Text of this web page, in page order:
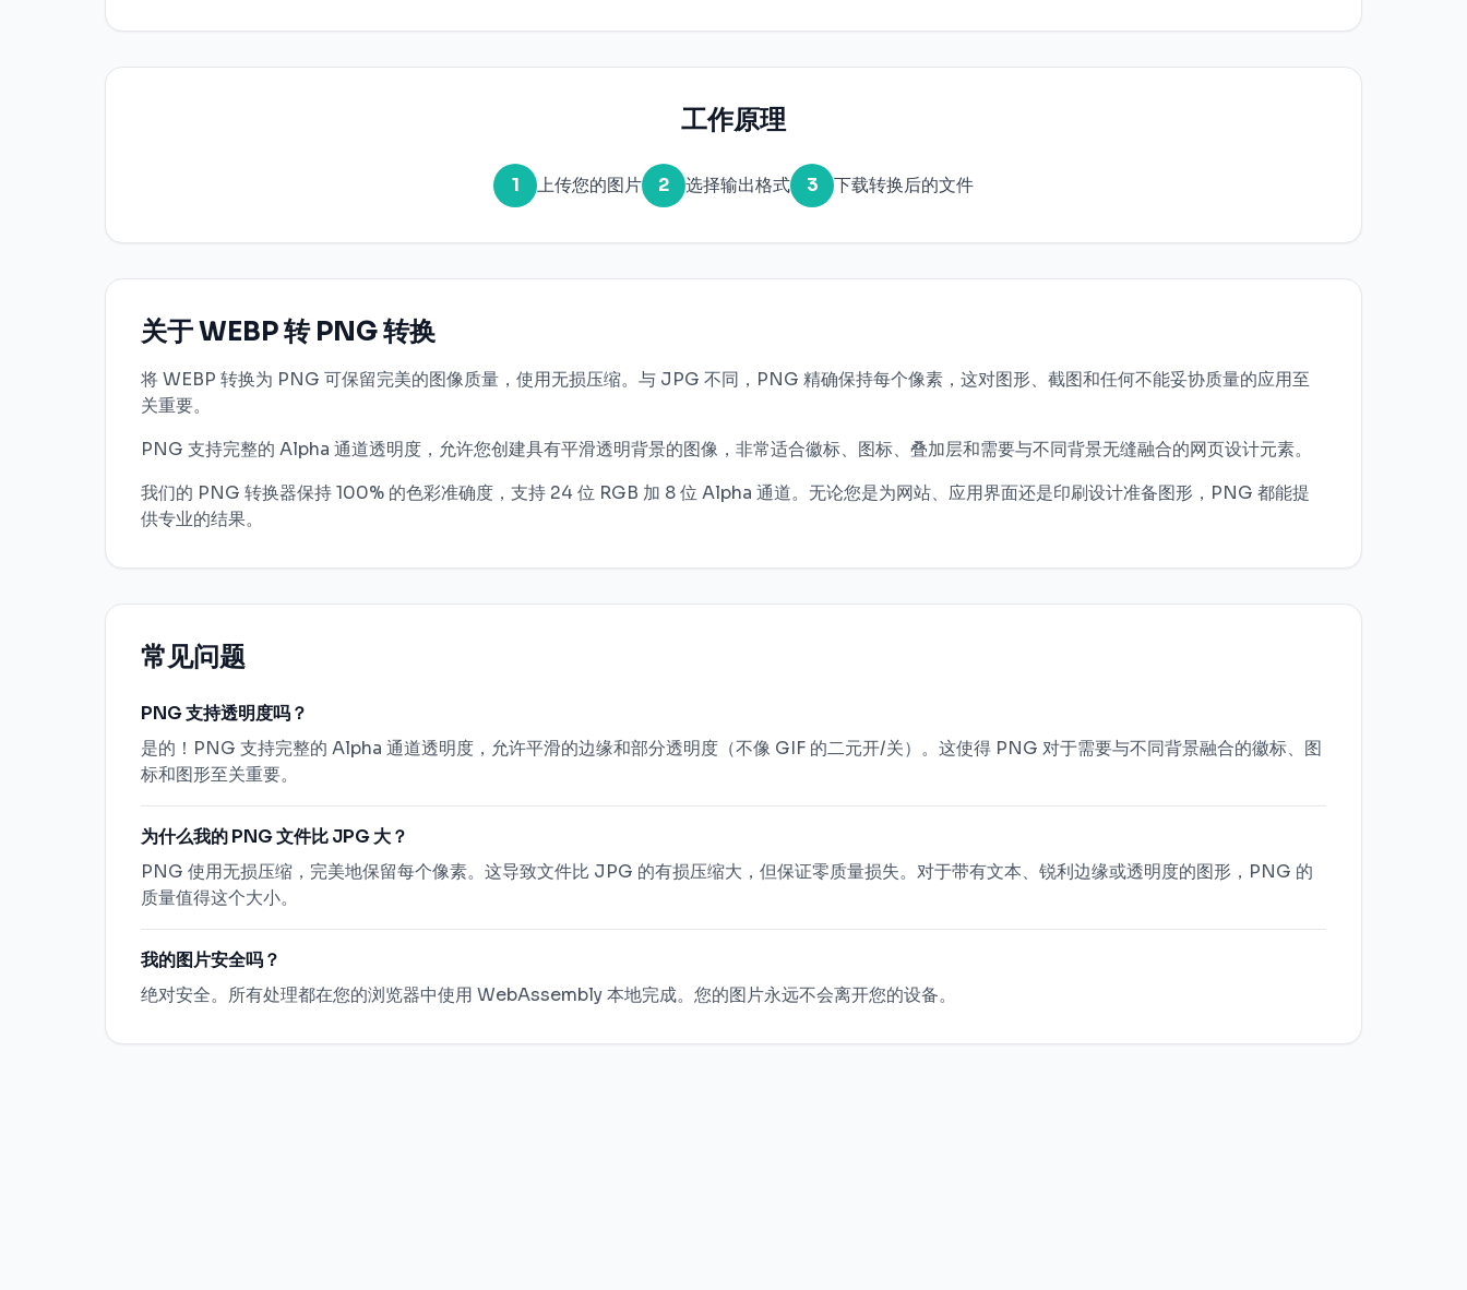
工作原理
1 上传您的图片 2 选择输出格式 3 下载转换后的文件
关于 WEBP 转 PNG 转换
将 WEBP 转换为 PNG 可保留完美的图像质量，使用无损压缩。与 JPG 不同，PNG 精确保持每个像素，这对图形、截图和任何不能妥协质量的应用至
关重要。
PNG 支持完整的 Alpha 通道透明度，允许您创建具有平滑透明背景的图像，非常适合徽标、图标、叠加层和需要与不同背景无缝融合的网页设计元素。
我们的 PNG 转换器保持 100% 的色彩准确度，支持 24 位 RGB 加 8 位 Alpha 通道。无论您是为网站、应用界面还是印刷设计准备图形，PNG 都能提
供专业的结果。
常见问题
PNG 支持透明度吗？
是的！PNG 支持完整的 Alpha 通道透明度，允许平滑的边缘和部分透明度（不像 GIF 的二元开/关）。这使得 PNG 对于需要与不同背景融合的徽标、图
标和图形至关重要。
为什么我的 PNG 文件比 JPG 大？
PNG 使用无损压缩，完美地保留每个像素。这导致文件比 JPG 的有损压缩大，但保证零质量损失。对于带有文本、锐利边缘或透明度的图形，PNG 的
质量值得这个大小。
我的图片安全吗？
绝对安全。所有处理都在您的浏览器中使用 WebAssembly 本地完成。您的图片永远不会离开您的设备。